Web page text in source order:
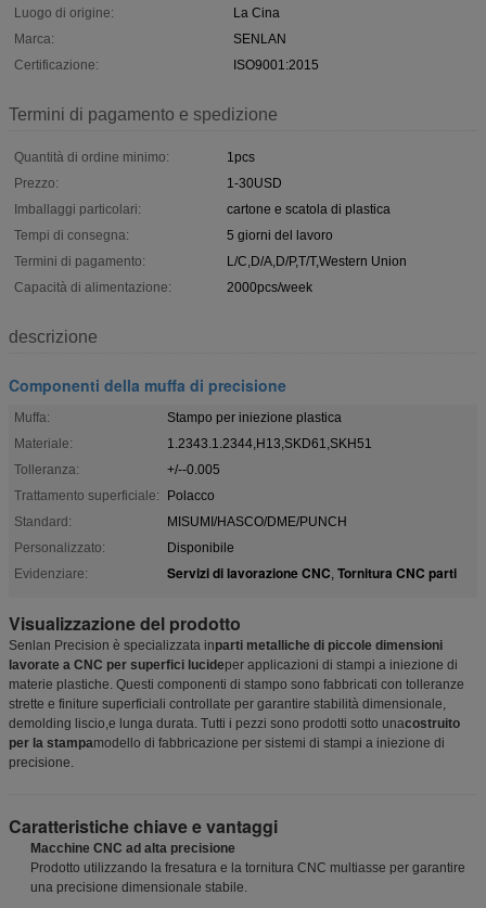
Luogo di origine:
La Cina
Marca:
SENLAN
Certificazione:
ISO9001:2015
Termini di pagamento e spedizione
Quantità di ordine minimo:
1pcs
Prezzo:
1-30USD
Imballaggi particolari:
cartone e scatola di plastica
Tempi di consegna:
5 giorni del lavoro
Termini di pagamento:
L/C,D/A,D/P,T/T,Western Union
Capacità di alimentazione:
2000pcs/week
descrizione
Componenti della muffa di precisione
Muffa:
Stampo per iniezione plastica
Materiale:
1.2343.1.2344,H13,SKD61,SKH51
Tolleranza:
+/--0.005
Trattamento superficiale:
Polacco
Standard:
MISUMI/HASCO/DME/PUNCH
Personalizzato:
Disponibile
Evidenziare:
Servizi di lavorazione CNC, Tornitura CNC parti
Visualizzazione del prodotto
Senlan Precision è specializzata inparti metalliche di piccole dimensioni
lavorate a CNC per superfici lucideper applicazioni di stampi a iniezione di
materie plastiche. Questi componenti di stampo sono fabbricati con tolleranze
strette e finiture superficiali controllate per garantire stabilità dimensionale,
demolding liscio,e lunga durata. Tutti i pezzi sono prodotti sotto unacostruito
per la stampamodello di fabbricazione per sistemi di stampi a iniezione di
precisione.
Caratteristiche chiave e vantaggi
Macchine CNC ad alta precisione
Prodotto utilizzando la fresatura e la tornitura CNC multiasse per garantire
una precisione dimensionale stabile.